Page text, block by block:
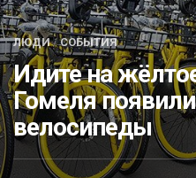
БЛИЦ-ОПРОС
АФИША
ЛЮДИ/СОБЫТИЯ
Идите на
Гомеля
велосипеды